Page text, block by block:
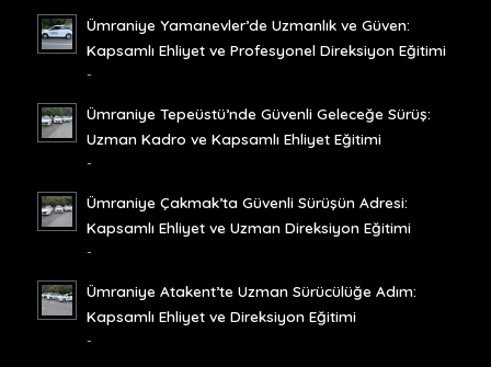
Ümraniye Yamanevler’de Uzmanlık ve Güven:
Kapsamlı Ehliyet ve Profesyonel Direksiyon Eğitimi
-
Ümraniye Tepeüstü’nde Güvenli Geleceğe Sürüş:
Uzman Kadro ve Kapsamlı Ehliyet Eğitimi
-
Ümraniye Çakmak’ta Güvenli Sürüşün Adresi:
Kapsamlı Ehliyet ve Uzman Direksiyon Eğitimi
-
Ümraniye Atakent’te Uzman Sürücülüğe Adım:
Kapsamlı Ehliyet ve Direksiyon Eğitimi
-